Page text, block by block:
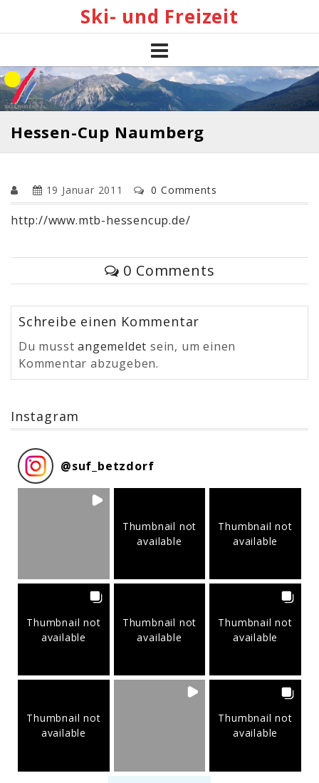
Ski- und Freizeit
Hessen-Cup Naumberg
19 Januar 2011 0 Comments
http://www.mtb-hessencup.de/
0 Comments
Schreibe einen Kommentar
Du musstangemeldet sein, um einen
Kommentar abzugeben.
Instagram
@suf_betzdorf
Thumbnail not
available
Thumbnail not
available
Thumbnail not
available
Thumbnail not
available
Thumbnail not
available
Thumbnail not
available
Thumbnail not
available